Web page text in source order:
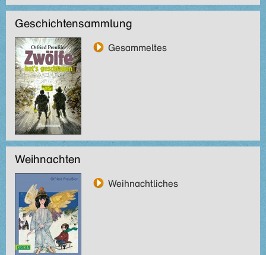
Geschichtensammlung
Gesammeltes
Weihnachten
Weihnachtliches